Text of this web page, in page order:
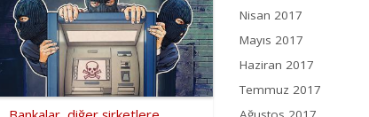
Nisan 2017
Mayıs 2017
Haziran 2017
Temmuz 2017